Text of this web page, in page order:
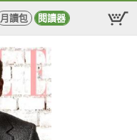
月讀包 閱讀器